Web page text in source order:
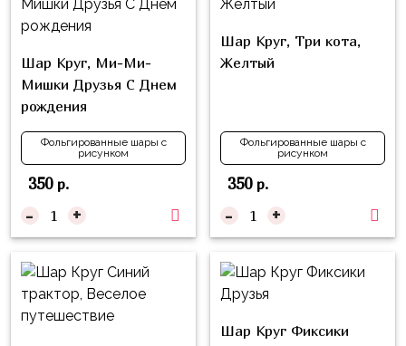
Шар Круг, Ми-Ми-
Мишки Друзья С Днем
рождения
Фольгированные шары с
рисунком
350р.
- +
Шар Круг, Три кота,
Желтый
Фольгированные шары с
рисунком
350р.
- +
Шар Круг Фиксики
Буквы
Товары
для
праздника
Сервировка
Свечи
Бумажный
декор
ободки
Гудки
Спорт
Мамы,
Бабушки
Папы,
Дедушки
Гарри
Космос
Единороги